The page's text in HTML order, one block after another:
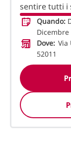
sentire tutti i
Quando:
Dicembre
Dove: Via
52011